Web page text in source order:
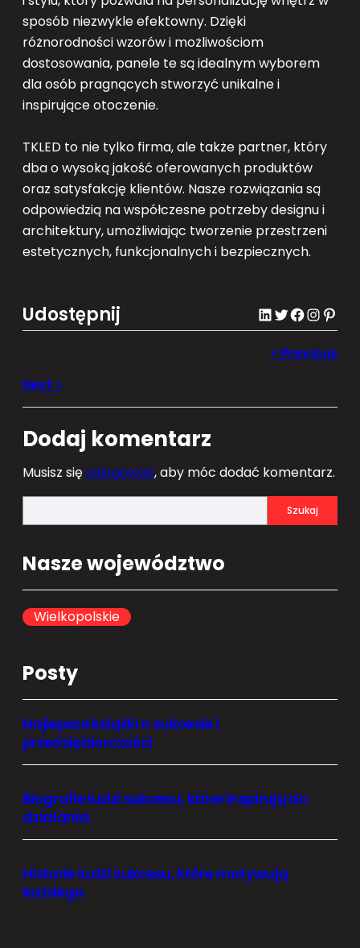
sposób niezwykle efektowny. Dzięki
różnorodności wzorów i możliwościom
dostosowania, panele te są idealnym wyborem
dla osób pragnących stworzyć unikalne i
inspirujące otoczenie.
TKLED to nie tylko firma, ale także partner, który
dba o wysoką jakość oferowanych produktów
oraz satysfakcję klientów. Nasze rozwiązania są
odpowiedzią na współczesne potrzeby designu i
architektury, umożliwiając tworzenie przestrzeni
estetycznych, funkcjonalnych i bezpiecznych.
Udostępnij LinkedIn Twitter Facebook Instagram Pinterest
Dodaj komentarz
Musisz się zalogować, aby móc dodać komentarz.
e
r
c
h
Szukaj
Nasze województwo
Wielkopolskie
Posty
Najlepsze książki o sukcesie i
przedsiębiorczości
Biografie ludzi sukcesu, które inspirują do
działania
Historie ludzi sukcesu, które motywują
każdego